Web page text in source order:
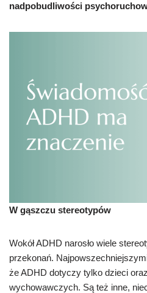
nadpobudliwości
W gąszczu stereotypów
Wokół ADHD narosło wiele
przekonań.
że ADHD dotyczy tylko dzieci
wychowawczych. Są też inne,